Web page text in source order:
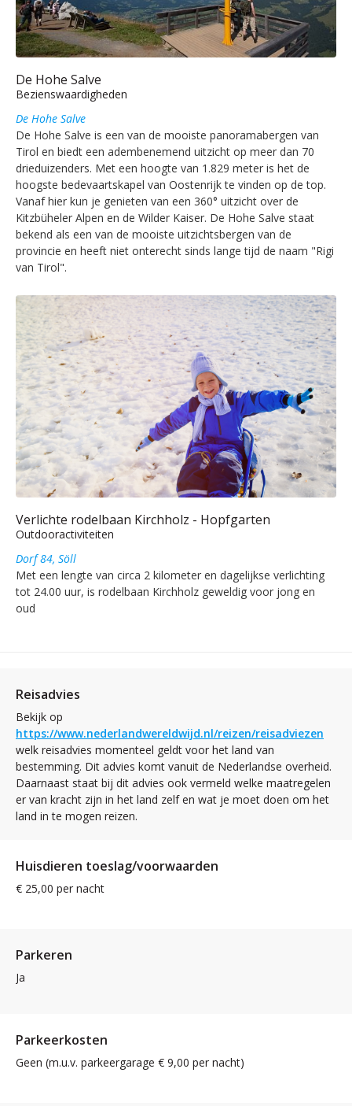
De Hohe Salve
Bezienswaardigheden
De Hohe Salve
De Hohe Salve is een van de mooiste panoramabergen van
Tirol en biedt een adembenemend uitzicht op meer dan 70
drieduizenders. Met een hoogte van 1.829 meter is het de
hoogste bedevaartskapel van Oostenrijk te vinden op de top.
Vanaf hier kun je genieten van een 360° uitzicht over de
Kitzbüheler Alpen en de Wilder Kaiser. De Hohe Salve staat
bekend als een van de mooiste uitzichtsbergen van de
provincie en heeft niet onterecht sinds lange tijd de naam "Rigi
van Tirol".
Verlichte rodelbaan Kirchholz - Hopfgarten
Outdooractiviteiten
Dorf 84, Söll
Met een lengte van circa 2 kilometer en dagelijkse verlichting
tot 24.00 uur, is rodelbaan Kirchholz geweldig voor jong en
oud
Reisadvies
Bekijk op
https://www.nederlandwereldwijd.nl/reizen/reisadviezen
welk reisadvies momenteel geldt voor het land van
bestemming. Dit advies komt vanuit de Nederlandse overheid.
Daarnaast staat bij dit advies ook vermeld welke maatregelen
er van kracht zijn in het land zelf en wat je moet doen om het
land in te mogen reizen.
Huisdieren toeslag/voorwaarden
€ 25,00 per nacht
Parkeren
Ja
Parkeerkosten
Geen (m.u.v. parkeergarage € 9,00 per nacht)